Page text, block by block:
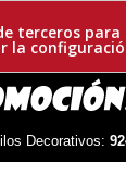
terceros
la
Decorativos: